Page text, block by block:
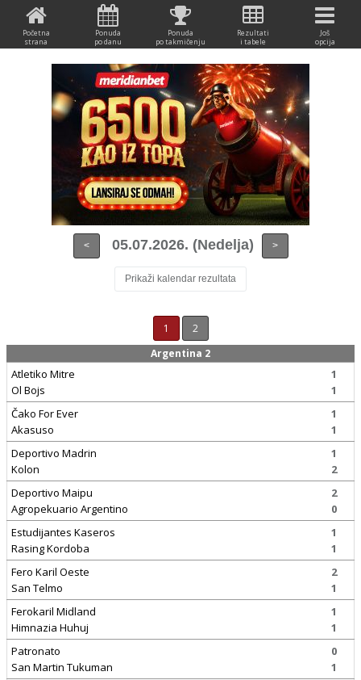
Početna
strana
Ponuda
po danu
Ponuda
po takmičenju
Rezultati
i tabele
Još
opcija
< 05.07.2026. (Nedelja) >
Prikaži kalendar rezultata
1
2
Argentina 2
Atletiko Mitre
Ol Bojs
1
1
Čako For Ever
Akasuso
1
1
Deportivo Madrin
Kolon
1
2
Deportivo Maipu
Agropekuario Argentino
2
0
Estudijantes Kaseros
Rasing Kordoba
1
1
Fero Karil Oeste
San Telmo
2
1
Ferokaril Midland
Himnazia Huhuj
1
1
Patronato
San Martin Tukuman
0
1